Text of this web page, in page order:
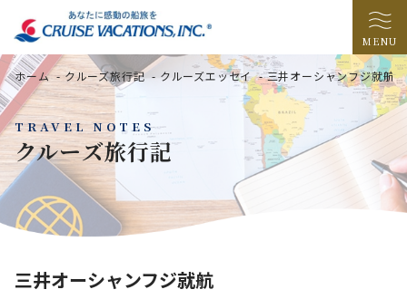
MENU
TRAVEL NOTES
クルーズ旅行記
ホーム -クルーズ旅行記 - クルーズエッセイ -三井オーシャンフジ就航
三井オーシャンフジ就航